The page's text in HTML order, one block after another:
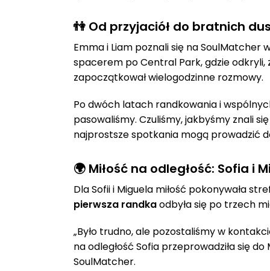
👫 Od przyjaciół do bratnich
Emma i Liam poznali się na SoulMatcher
spacerem po Central Park, gdzie odkryli,
zapoczątkował wielogodzinne rozmowy.
Po dwóch latach randkowania i
pasowaliśmy. Czuliśmy, jakbyśmy znali
najprostsze spotkania mogą prowadzić
🌍 Miłość na odległość: Sofia i
Dla Sofii i Miguela miłość pokonywała
pierwsza randkaodbyła się po trzech
„Było trudno, ale pozostaliśmy w
na odległość Sofia przeprowadziła się
SoulMatcher.